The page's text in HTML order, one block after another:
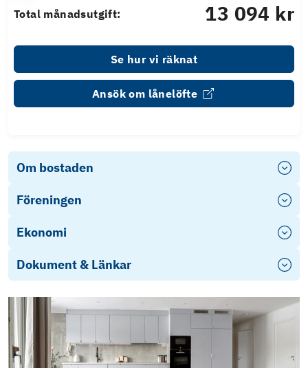
Total månadsutgift: 13 094 kr
Se hur vi räknat
Ansök om lånelöfte
Om bostaden
Föreningen
Ekonomi
Dokument & Länkar
Energideklaration
Stadgar 2025